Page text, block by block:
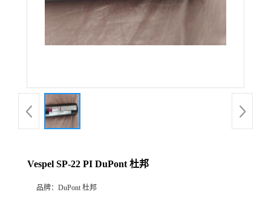
Vespel SP-22 PI DuPont 杜邦
品牌： DuPont 杜邦